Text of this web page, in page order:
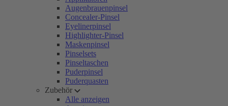
Augenbrauenpinsel
Concealer-Pinsel
Eyelinerpinsel
Highlighter-Pinsel
Maskenpinsel
Pinselsets
Pinseltaschen
Puderpinsel
Puderquasten
Zubehör
Alle anzeigen